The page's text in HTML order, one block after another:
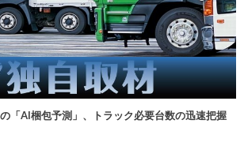
の「AI梱包予測」、トラック必要台数の迅速把握